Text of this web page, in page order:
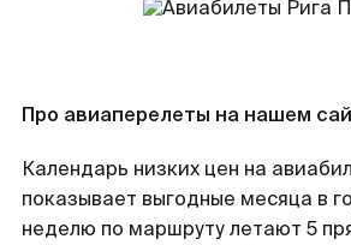
Про авиаперелеты на нашем
Календарь низких цен на
показывает выгодные месяца в
неделю по маршруту летают 5